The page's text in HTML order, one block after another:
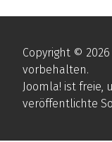
Copyright © 2026
vorbehalten.
Joomla! ist freie,
veröffentlichte